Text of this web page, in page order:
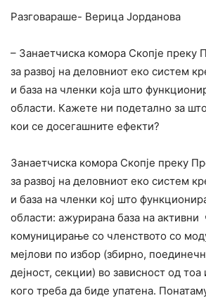
Разговараше- Верица Јорданова
– Занаетчиска комора Скопје преку
за развој на деловниот еко систем
и база на членки која што
области. Кажете ни подетално за
кои се досегашните ефекти?
Занаетчиска комора Скопје преку
за развој на деловниот еко систем
и база на членки кој што
области: ажурирана база на активни
комуницирање со членството со
мејлови по избор (збирно,
дејност, секции) во зависност од
кого треба да биде упатена.